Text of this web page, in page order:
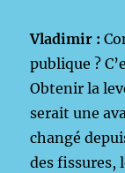
Vladimir :
publique ?
Obtenir la
serait une
changé
des fissures,